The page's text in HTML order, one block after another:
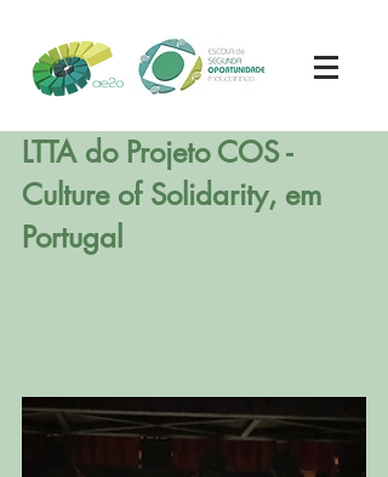
LTTA do Projeto COS -
Culture of Solidarity, em
Portugal